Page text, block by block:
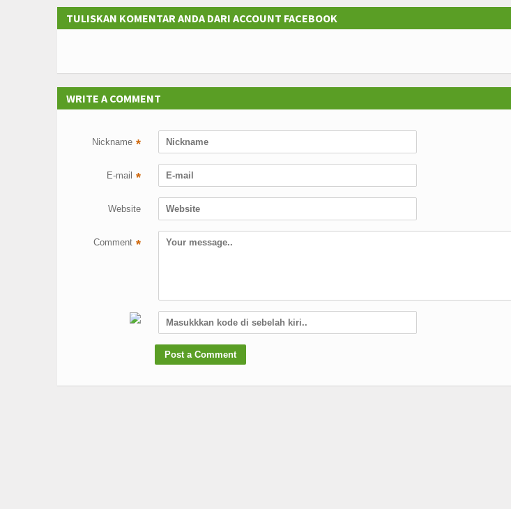
TULISKAN KOMENTAR ANDA DARI ACCOUNT FACEBOOK
WRITE A COMMENT
Nickname *
E-mail *
Website
Comment *